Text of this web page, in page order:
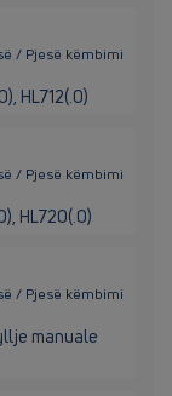
/ Pjesë këmbimi
HL712(.0)
/ Pjesë këmbimi
HL720(.0)
/ Pjesë këmbimi
manuale